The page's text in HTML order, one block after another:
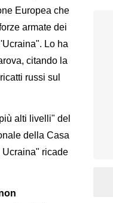
Europea che
armate dei
Lo ha
citando la
russi sul
alti livelli" del
della Casa
Ucraina" ricade